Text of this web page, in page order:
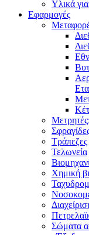
Υλικά
Εφαρμογές
Τράπεζες
Τελωνεία
Χημική
Σώματα